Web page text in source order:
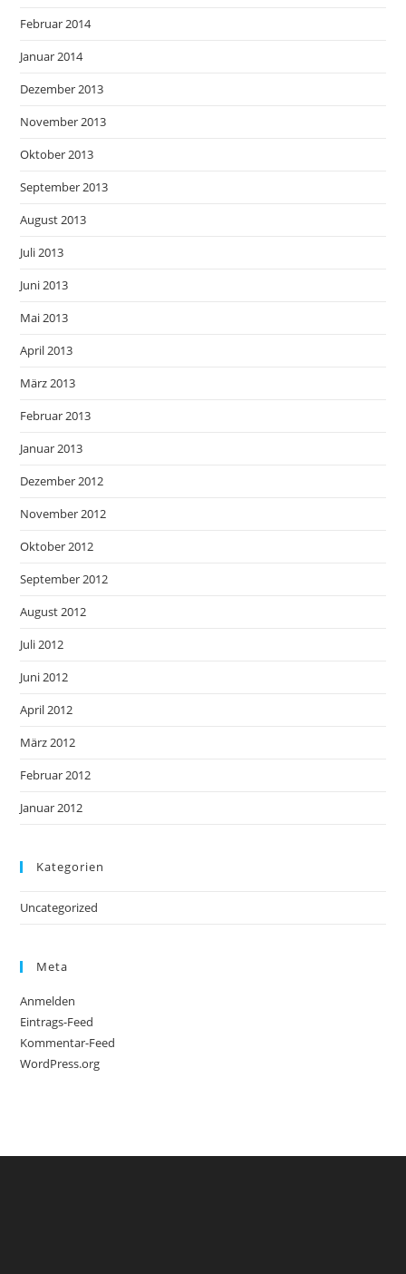
Februar 2014
Januar 2014
Dezember 2013
November 2013
Oktober 2013
September 2013
August 2013
Juli 2013
Juni 2013
Mai 2013
April 2013
März 2013
Februar 2013
Januar 2013
Dezember 2012
November 2012
Oktober 2012
September 2012
August 2012
Juli 2012
Juni 2012
April 2012
März 2012
Februar 2012
Januar 2012
Kategorien
Uncategorized
Meta
Anmelden
Eintrags-Feed
Kommentar-Feed
WordPress.org